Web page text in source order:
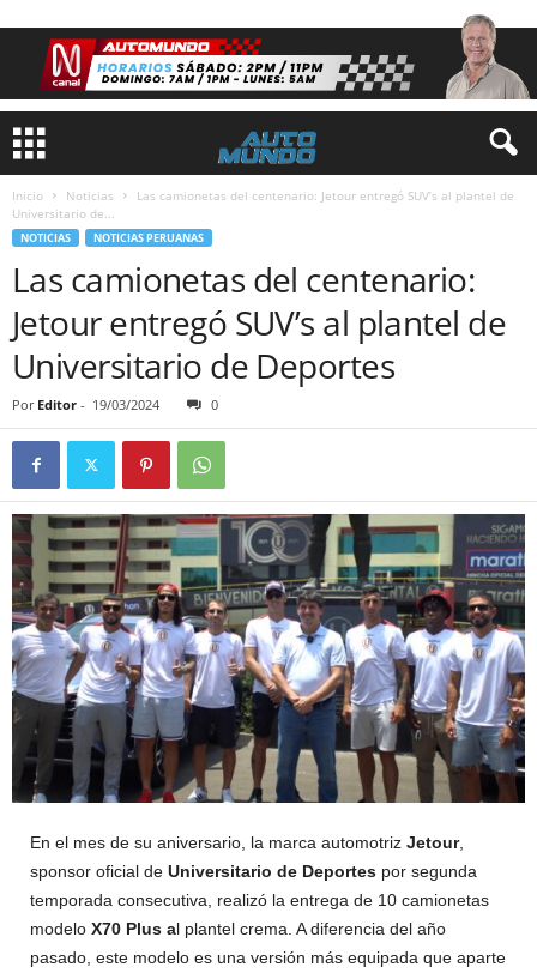
Inicio Noticias
Las camionetas del centenario: Jetour entregó SUV’s al plantel de
Universitario de...
NOTICIAS NOTICIAS PERUANAS
Las camionetas del centenario:
Jetour entregó SUV’s al plantel de
Universitario de Deportes
Por Editor - 19/03/2024 0
En el mes de su aniversario, la marca automotriz Jetour,
sponsor oficial de Universitario de Deportes por segunda
temporada consecutiva, realizó la entrega de 10 camionetas
modelo X70 Plus al plantel crema. A diferencia del año
pasado, este modelo es una versión más equipada que aparte